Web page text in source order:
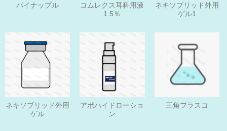
パイナップル
コムレクス耳科用液
1.5％
ネキソブリッド外用
ゲル1
ネキソブリッド外用
ゲル
アポハイドローショ
ン
三角フラスコ